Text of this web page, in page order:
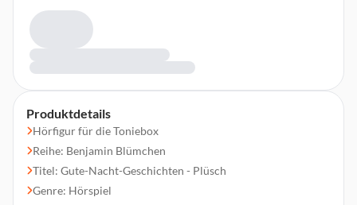
Produktdetails
Hörfigur für die Toniebox
Reihe: Benjamin Blümchen
Titel: Gute-Nacht-Geschichten - Plüsch
Genre: Hörspiel